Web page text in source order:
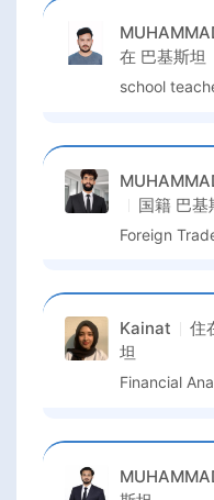
在 巴基斯坦
school
国籍 巴基
Foreign
Kainat 住
坦
Financial